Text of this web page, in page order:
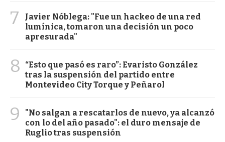
7
Javier Nóblega: "Fue un hackeo de una red
lumínica, tomaron una decisión un poco
apresurada"
8
“Esto que pasó es raro”: Evaristo González
tras la suspensión del partido entre
Montevideo City Torque y Peñarol
9
"No salgan a rescatarlos de nuevo, ya alcanzó
con lo del año pasado": el duro mensaje de
Ruglio tras suspensión